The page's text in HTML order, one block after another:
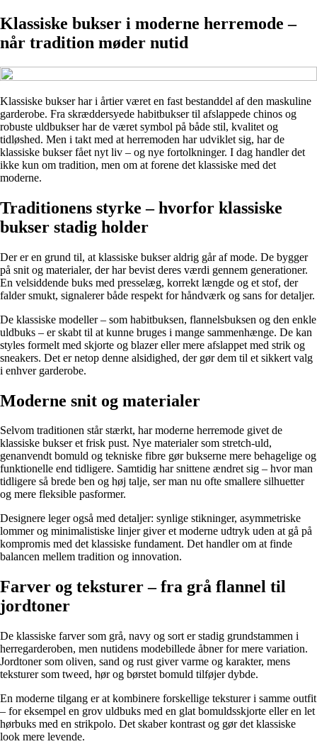
Klassiske bukser i moderne herremode –
når tradition møder nutid
Klassiske bukser har i årtier været en fast bestanddel af den maskuline
garderobe. Fra skræddersyede habitbukser til afslappede chinos og
robuste uldbukser har de været symbol på både stil, kvalitet og
tidløshed. Men i takt med at herremoden har udviklet sig, har de
klassiske bukser fået nyt liv – og nye fortolkninger. I dag handler det
ikke kun om tradition, men om at forene det klassiske med det
moderne.
Traditionens styrke – hvorfor klassiske
bukser stadig holder
Der er en grund til, at klassiske bukser aldrig går af mode. De bygger
på snit og materialer, der har bevist deres værdi gennem generationer.
En velsiddende buks med presselæg, korrekt længde og et stof, der
falder smukt, signalerer både respekt for håndværk og sans for detaljer.
De klassiske modeller – som habitbuksen, flannelsbuksen og den enkle
uldbuks – er skabt til at kunne bruges i mange sammenhænge. De kan
styles formelt med skjorte og blazer eller mere afslappet med strik og
sneakers. Det er netop denne alsidighed, der gør dem til et sikkert valg
i enhver garderobe.
Moderne snit og materialer
Selvom traditionen står stærkt, har moderne herremode givet de
klassiske bukser et frisk pust. Nye materialer som stretch-uld,
genanvendt bomuld og tekniske fibre gør bukserne mere behagelige og
funktionelle end tidligere. Samtidig har snittene ændret sig – hvor man
tidligere så brede ben og høj talje, ser man nu ofte smallere silhuetter
og mere fleksible pasformer.
Designere leger også med detaljer: synlige stikninger, asymmetriske
lommer og minimalistiske linjer giver et moderne udtryk uden at gå på
kompromis med det klassiske fundament. Det handler om at finde
balancen mellem tradition og innovation.
Farver og teksturer – fra grå flannel til
jordtoner
De klassiske farver som grå, navy og sort er stadig grundstammen i
herregarderoben, men nutidens modebillede åbner for mere variation.
Jordtoner som oliven, sand og rust giver varme og karakter, mens
teksturer som tweed, hør og børstet bomuld tilføjer dybde.
En moderne tilgang er at kombinere forskellige teksturer i samme outfit
– for eksempel en grov uldbuks med en glat bomuldsskjorte eller en let
hørbuks med en strikpolo. Det skaber kontrast og gør det klassiske
look mere levende.